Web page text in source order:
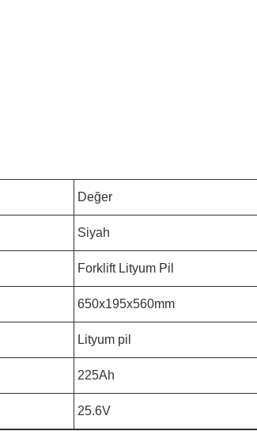
Değer
Siyah
Forklift Lityum Pil
650x195x560mm
Lityum pil
225Ah
25.6V